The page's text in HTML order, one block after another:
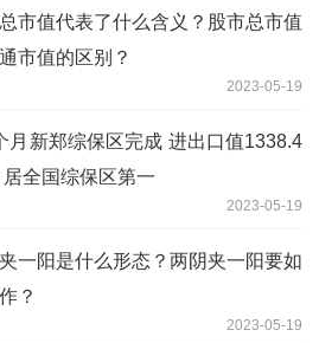
市值代表了什么含义？股市总市值
市值的区别？
2023-05-19
月新郑综保区完成 进出口值1338.4
全国综保区第一
2023-05-19
一阳是什么形态？两阴夹一阳要如
？
2023-05-19